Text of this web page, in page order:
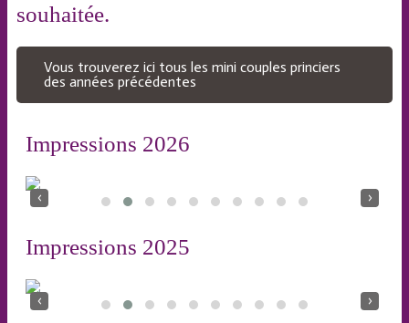
souhaitée.
Vous trouverez ici tous les mini couples princiers
des années précédentes
Impressions 2026
‹ ›
Impressions 2025
‹ ›